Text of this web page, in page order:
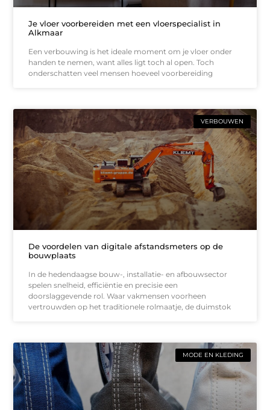
Je vloer voorbereiden met een vloerspecialist in
Alkmaar
Een verbouwing is het ideale moment om je vloer onder
handen te nemen, want alles ligt toch al open. Toch
onderschatten veel mensen hoeveel voorbereiding
VERBOUWEN
De voordelen van digitale afstandsmeters op de
bouwplaats
In de hedendaagse bouw-, installatie- en afbouwsector
spelen snelheid, efficiëntie en precisie een
doorslaggevende rol. Waar vakmensen voorheen
vertrouwden op het traditionele rolmaatje, de duimstok
MODE EN KLEDING